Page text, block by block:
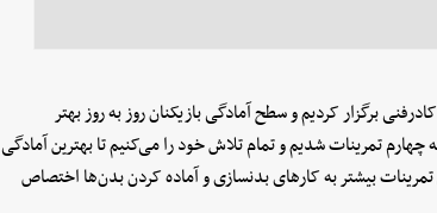
برگزار کردیم و سطح آمادگی بازیکنان روز به روز بهتر
مرحله چهارم تمرینات شدیم و تمام تلاش خود را می‌کنیم تا بهترین آمادگی
تمرینات بیشتر به کارهای بدنسازی و آماده کردن بدن‌ها اختصاص